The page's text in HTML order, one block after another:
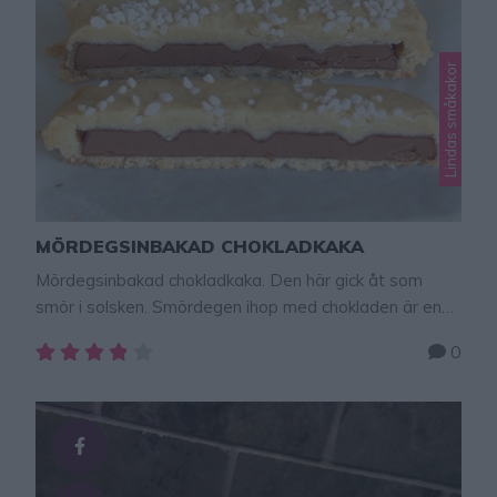
Lindas småkakor
MÖRDEGSINBAKAD CHOKLADKAKA
Mördegsinbakad chokladkaka. Den här gick åt som
smör i solsken. Smördegen ihop med chokladen är en
länge!!! Här hittar du fler goda recept att baka – klicka
g smör, kallt2 1/2 dl vetemjöl1 nypa salt1/2 dl
strösocker Fyllning:200 g mjölkchokladkaka (eller annan
valfri chokladkaka) Garneringpärlsocker GÖR SÅ …
0